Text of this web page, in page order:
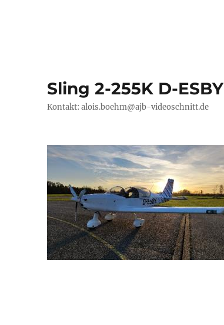
Sling 2-255K D-ESBY
Kontakt: alois.boehm@ajb-videoschnitt.de